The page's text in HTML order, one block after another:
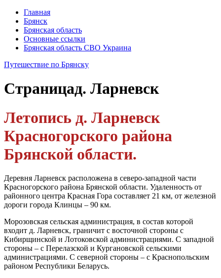
Главная
Брянск
Брянская область
Основные ссылки
Брянская область СВО Украина
Путешествие по Брянску
Страницад. Ларневск
Летопись д. Ларневск
Красногорского района
Брянской области.
Деревня Ларневск расположена в северо-западной части
Красногорского района Брянской области. Удаленность от
районного центра Красная Гора составляет 21 км, от железной
дороги города Клинцы – 90 км.
Морозовская сельская администрация, в состав которой
входит д. Ларневск, граничит с восточной стороны с
Кибирщинской и Лотоковской администрациями. С западной
стороны – с Перелазской и Кургановской сельскими
администрациями. С северной стороны – с Краснопольским
районом Республики Беларусь.